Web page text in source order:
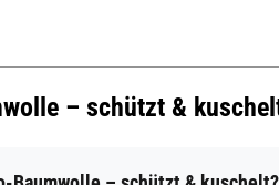
– schützt &